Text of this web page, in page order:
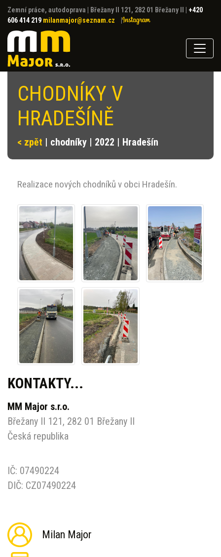
Zemní práce, autodoprava Břežany II 121, 282 01 Břežany II
+420
606 414 219 milanmajor@seznam.cz
CHODNÍKY V
HRADEŠÍNĚ
< zpět | chodníky | 2022 | Hradešín
Realizace nových chodníků v obci Hradešín.
KONTAKTY...
MM Major s.r.o.
Břežany II 121, 282 01 Břežany II
Česká republika
IČ: 07490224
DIČ: CZ07490224
Milan Major